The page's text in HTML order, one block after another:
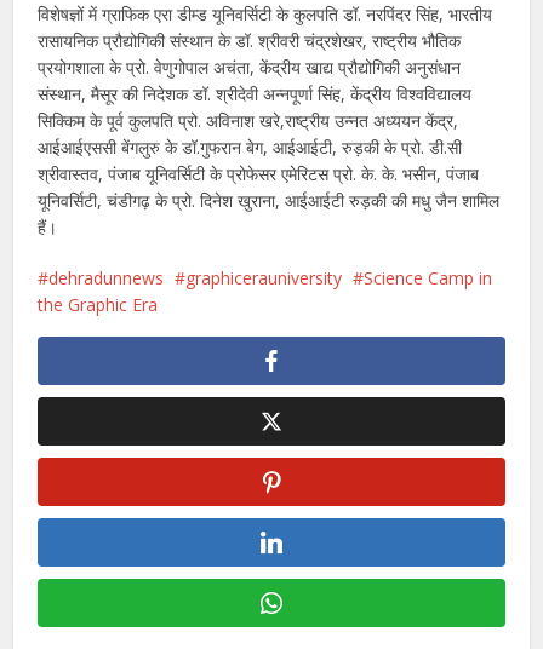
विशेषज्ञों में ग्राफिक एरा डीम्ड यूनिवर्सिटी के कुलपति डॉ. नरपिंदर सिंह, भारतीय
रासायनिक प्रौद्योगिकी संस्थान के डॉ. श्रीवरी चंद्रशेखर, राष्ट्रीय भौतिक
प्रयोगशाला के प्रो. वेणुगोपाल अचंता, केंद्रीय खाद्य प्रौद्योगिकी अनुसंधान
संस्थान, मैसूर की निदेशक डॉ. श्रीदेवी अन्नपूर्णा सिंह, केंद्रीय विश्वविद्यालय
सिक्किम के पूर्व कुलपति प्रो. अविनाश खरे,राष्ट्रीय उन्नत अध्ययन केंद्र,
आईआईएससी बेंगलुरु के डॉ.गुफरान बेग, आईआईटी, रुड़की के प्रो. डी.सी
श्रीवास्तव, पंजाब यूनिवर्सिटी के प्रोफेसर एमेरिटस प्रो. के. के. भसीन, पंजाब
यूनिवर्सिटी, चंडीगढ़ के प्रो. दिनेश खुराना, आईआईटी रुड़की की मधु जैन शामिल
हैं।
dehradunnews graphicerauniversity
Science Camp in
the Graphic Era